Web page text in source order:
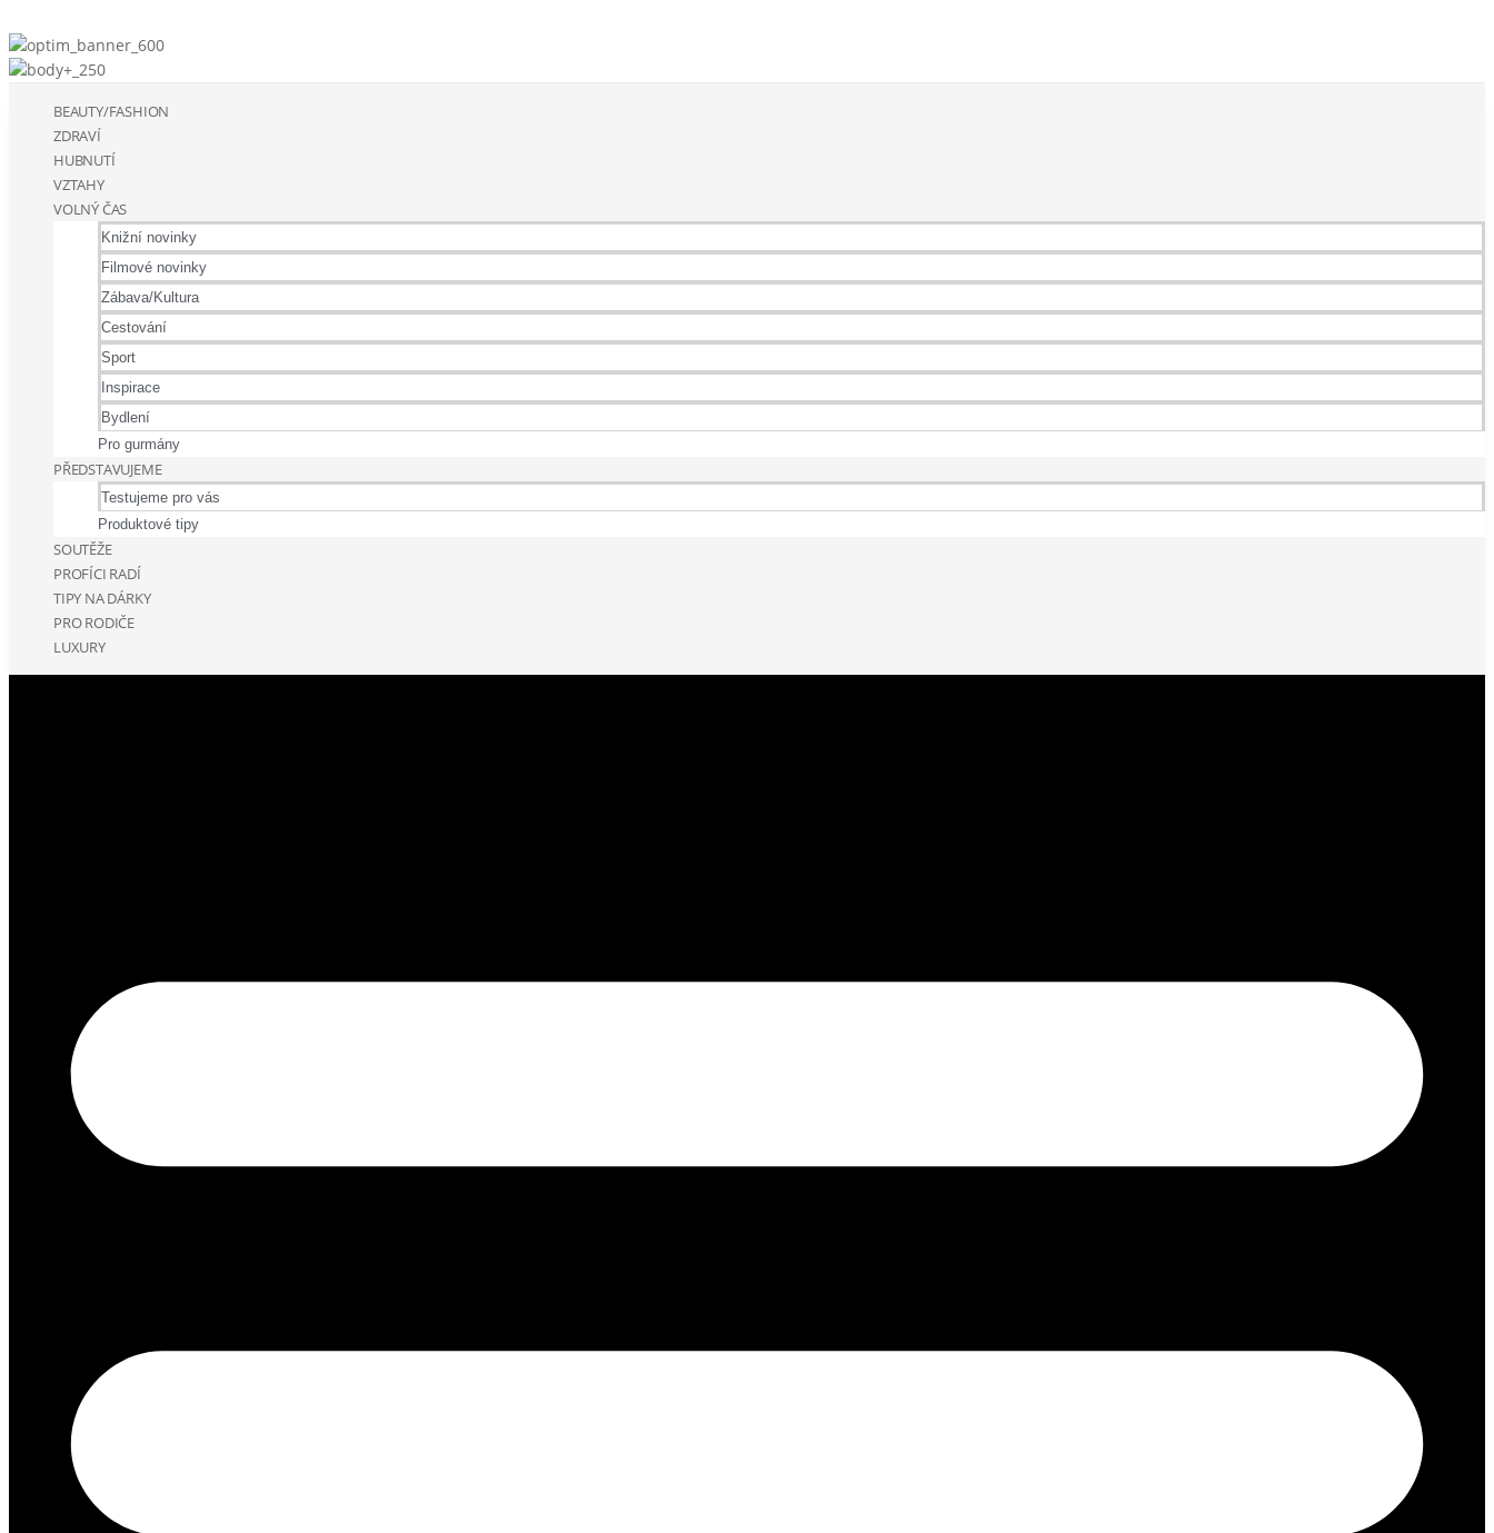
BEAUTY/FASHION
ZDRAVÍ
HUBNUTÍ
VZTAHY
VOLNÝ ČAS
Knižní novinky
Filmové novinky
Zábava/Kultura
Cestování
Sport
Inspirace
Bydlení
Pro gurmány
PŘEDSTAVUJEME
Testujeme pro vás
Produktové tipy
SOUTĚŽE
PROFÍCI RADÍ
TIPY NA DÁRKY
PRO RODIČE
LUXURY